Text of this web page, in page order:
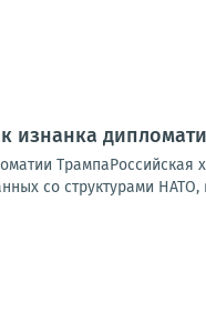
изнанка
ТрампаРоссийская
со структурами